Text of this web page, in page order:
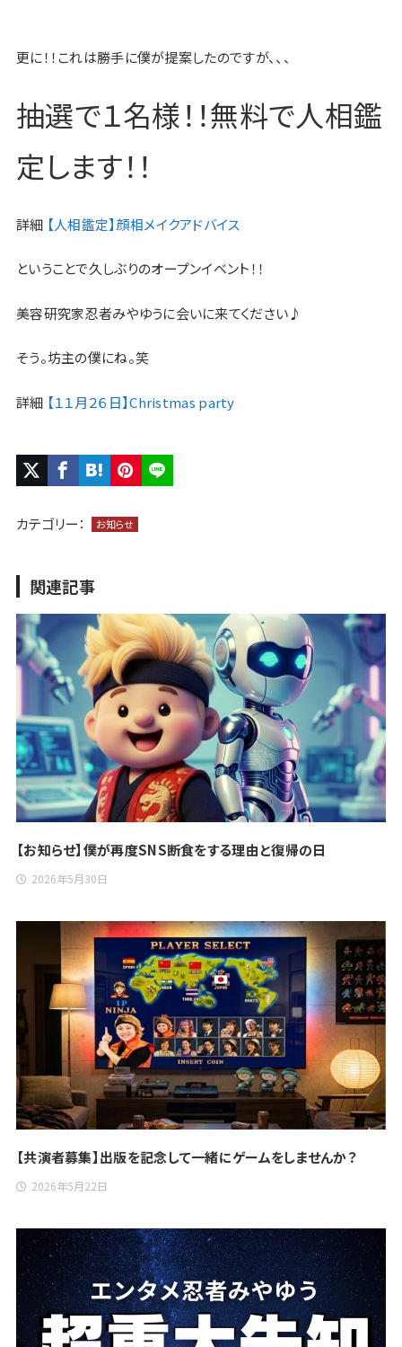
更に！！これは勝手に僕が提案したのですが、、、
抽選で１名様！！無料で人相鑑
定します！！
詳細 【人相鑑定】顔相メイクアドバイス
ということで久しぶりのオープンイベント！！
美容研究家忍者みやゆうに会いに来てください♪
そう。坊主の僕にね。笑
詳細 【１１月２６日】Christmas party
カテゴリー： お知らせ
関連記事
【お知らせ】僕が再度SNS断食をする理由と復帰の日
2026年5月30日
【共演者募集】出版を記念して一緒にゲームをしませんか？
2026年5月22日